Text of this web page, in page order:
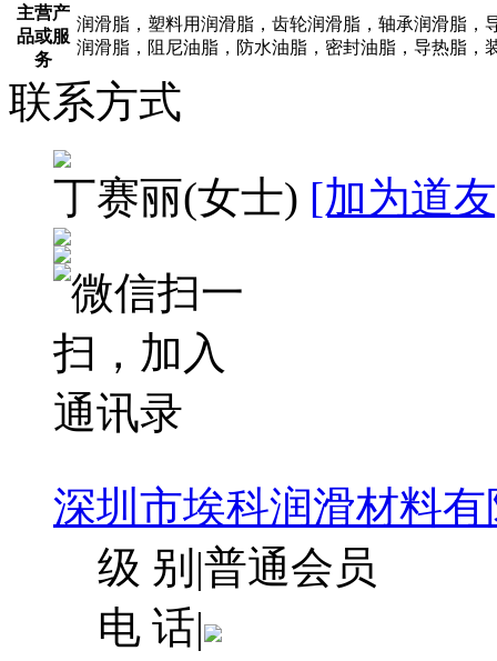
主营产
品或服
务
润滑脂，塑料用润滑脂，齿轮润滑脂，轴承润滑脂
润滑脂，阻尼油脂，防水油脂，密封油脂，导热脂
联系方式
丁赛丽(女士) [加为道
深圳市埃科润滑材料
级 别 |普通会员
电 话|